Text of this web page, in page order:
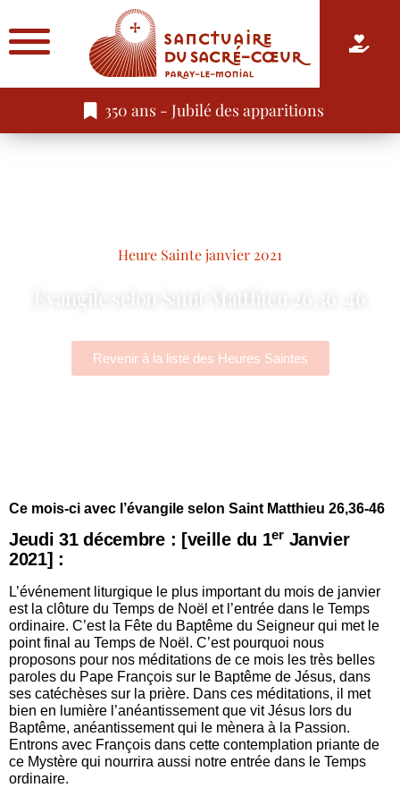
350 ans - Jubilé des apparitions
Heure Sainte janvier 2021
Evangile selon Saint Matthieu 26,36-46
Revenir à la liste des Heures Saintes
Ce mois-ci avec l’évangile selon Saint Matthieu 26,36-46
Jeudi 31 décembre : [veille du 1erJanvier
2021] :
L’événement liturgique le plus important du mois de janvier
est la clôture du Temps de Noël et l’entrée dans le Temps
ordinaire. C’est la Fête du Baptême du Seigneur qui met le
point final au Temps de Noël. C’est pourquoi nous
proposons pour nos méditations de ce mois les très belles
paroles du Pape François sur le Baptême de Jésus, dans
ses catéchèses sur la prière. Dans ces méditations, il met
bien en lumière l’anéantissement que vit Jésus lors du
Baptême, anéantissement qui le mènera à la Passion.
Entrons avec François dans cette contemplation priante de
ce Mystère qui nourrira aussi notre entrée dans le Temps
ordinaire.